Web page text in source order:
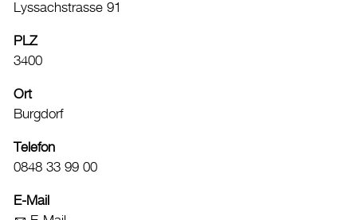
Veranstaltungskalender
Drucken
Lyssachstrasse 91
PLZ
3400
Ort
Burgdorf
Telefon
0848 33 99 00
E-Mail